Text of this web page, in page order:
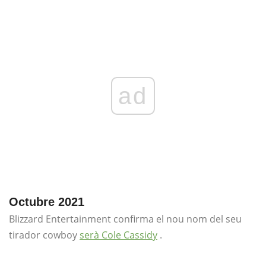
ad
Octubre 2021
Blizzard Entertainment confirma el nou nom del seu
tirador cowboy serà Cole Cassidy .